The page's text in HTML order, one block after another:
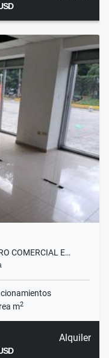
COMERCIAL E…
m2
Alquiler